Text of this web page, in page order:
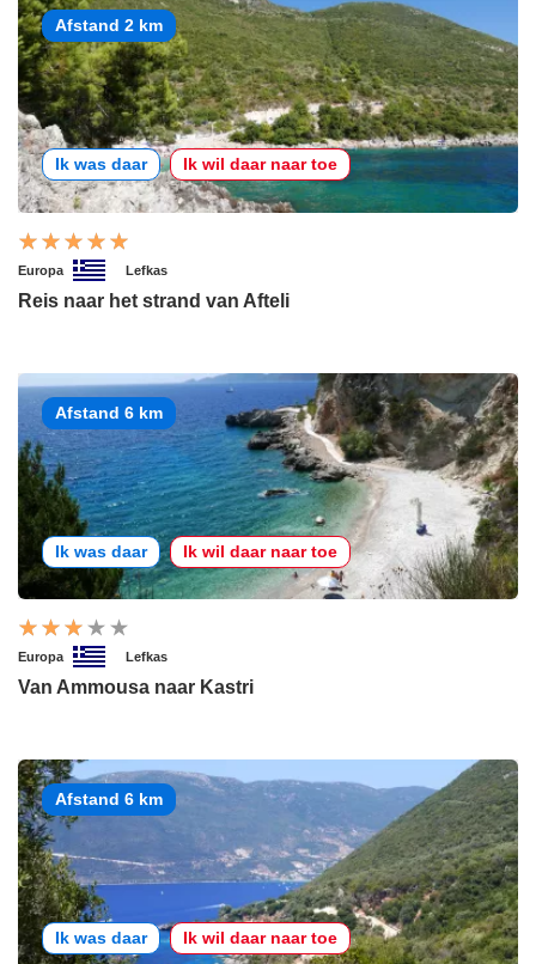
Afstand 2 km
Ik was daar Ik wil daar naar toe
Europa Lefkas
Reis naar het strand van Afteli
Afstand 6 km
Ik was daar Ik wil daar naar toe
Europa Lefkas
Van Ammousa naar Kastri
Afstand 6 km
Ik was daar Ik wil daar naar toe